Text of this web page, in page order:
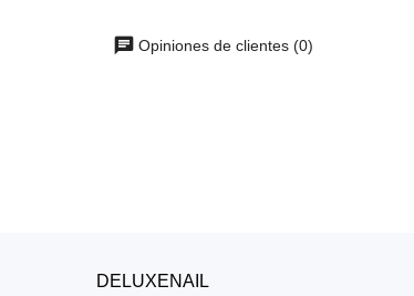
Opiniones de clientes (0)
DELUXENAIL